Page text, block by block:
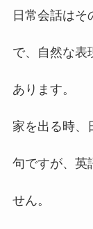
日常会話はそ
で、自然な表
あります。
家を出る時、
句ですが、英
せん。